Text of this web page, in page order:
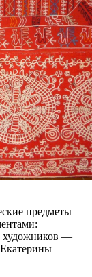
предметы
художников —